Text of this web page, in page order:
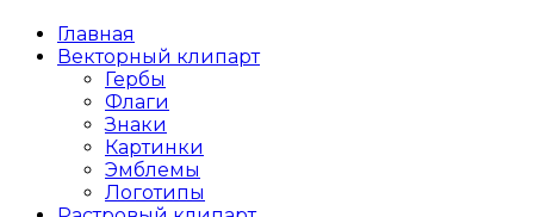
Главная
Векторный клипарт
Гербы
Флаги
Знаки
Картинки
Эмблемы
Логотипы